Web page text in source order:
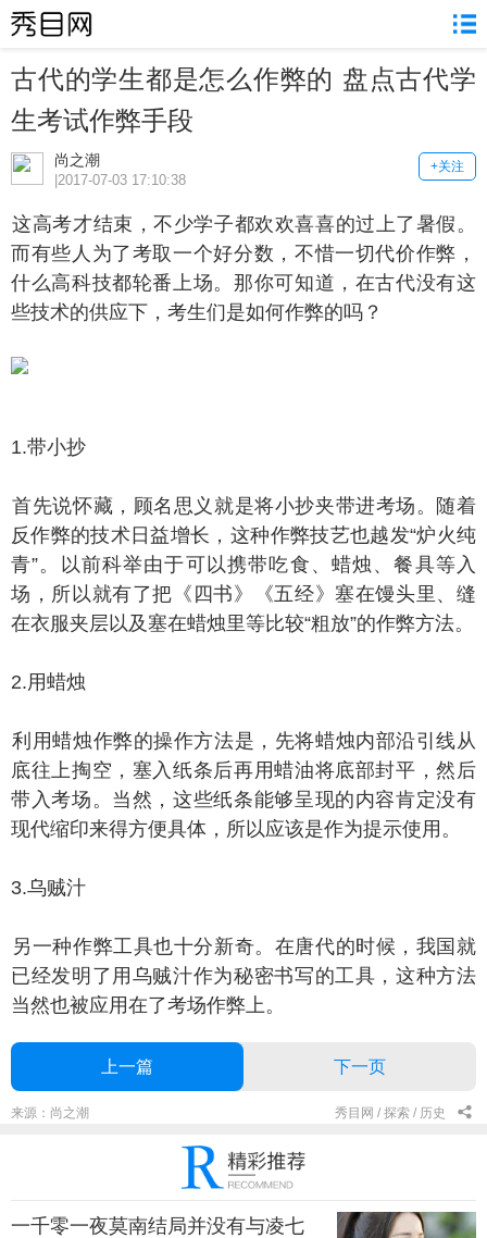
古代的学生都是怎么作弊的 盘点古代学
生考试作弊手段
尚之潮 +关注
|2017-07-03 17:10:38
考才结束，不少学子都欢欢喜喜的过上了暑假。
而有些人为了考取一个好分数，不惜一切代价作弊，
什么高科技都轮番上场。那你可知道，在古代没有这
些技术的供应下，考生们是如何作弊的吗？
小抄
说怀藏，顾名思义就是将小抄夹带进考场。随着
反作弊的技术日益增长，这种作弊技艺也越发“炉火纯
青”。以前科举由于可以携带吃食、蜡烛、餐具等入
场，所以就有了把《四书》《五经》塞在馒头里、缝
在衣服夹层以及塞在蜡烛里等比较“粗放”的作弊方法。
蜡烛
蜡烛作弊的操作方法是，先将蜡烛内部沿引线从
底往上掏空，塞入纸条后再用蜡油将底部封平，然后
带入考场。当然，这些纸条能够呈现的内容肯定没有
现代缩印来得方便具体，所以应该是作为提示使用。
贼汁
种作弊工具也十分新奇。在唐代的时候，我国就
已经发明了用乌贼汁作为秘密书写的工具，这种方法
当然也被应用在了考场作弊上。
上一篇 下一页
来源：尚之潮 秀目网 / 探索 / 历史
一千零一夜莫南结局并没有与凌七